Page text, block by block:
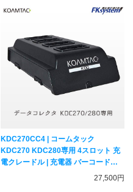
KDC270CC4 | コームタック
KDC270 KDC280専用 4スロット 充
電クレードル | 充電器 バーコードリ
ーダー用オプション KOAMTAC
27,500円